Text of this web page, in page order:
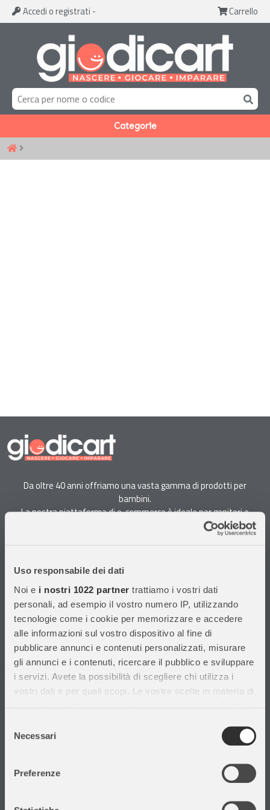
Uso responsabile dei dati
Noi e i nostri 1022 partner trattiamo i vostri dati
personali, ad esempio il vostro numero IP, utilizzando
tecnologie come i cookie per memorizzare e accedere
alle informazioni sul vostro dispositivo al fine di
pubblicare annunci e contenuti personalizzati, misurare
gli annunci e i contenuti, ricercare il pubblico e sviluppare
i servizi. Avete la possibilità di scegliere chi utilizza i
vostri dati e per quali scopi. Le vostre scelte in materia di
modificare o revocare il proprio consenso in qualsiasi
momento dalla Dichiarazione sui cookie o facendo clic
delNecessari
Preferenze
Accedi o registrati - Carrello
Categorie
Da oltre 40 anni offriamo una vasta gamma di prodotti per
bambini.
La nostra piattaforma di e-commerce è ideale per genitori e
specialisti alla ricerca di giocattoli, articoli per l'infanzia, cancelleria e
soddisfare le esigenze dei clienti.
Informazioni
Assistenza Clienti
Chi siamo
Privacy Policy
Cataloghi
Volantini